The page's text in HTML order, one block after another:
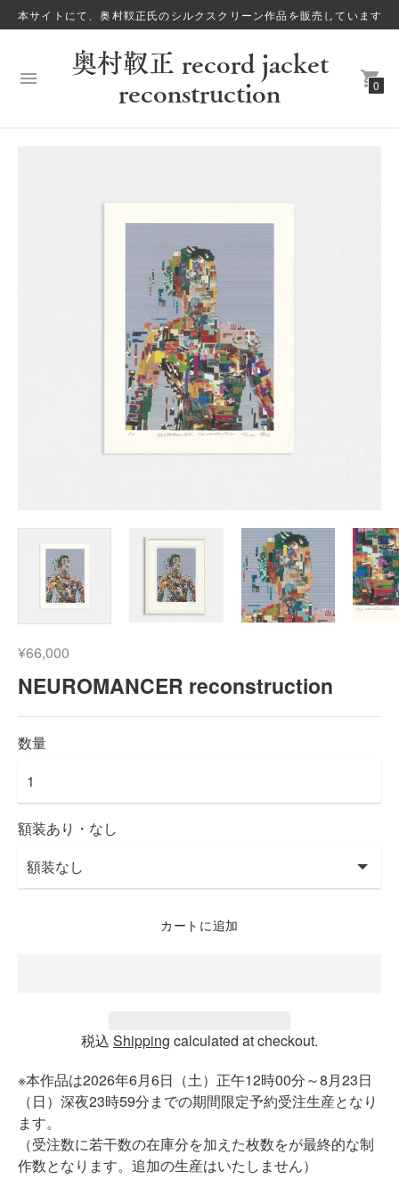
本サイトにて、奥村靫正氏のシルクスクリーン作品を販売しています
奥村靫正 record jacket
reconstruction 0
¥66,000
NEUROMANCER reconstruction
数量
額装あり・なし
カートに追加
税込 Shipping calculated at checkout.
※本作品は2026年6月6日（土）正午12時00分～8月23日
（日）深夜23時59分までの期間限定予約受注生産となり
ます。
（受注数に若干数の在庫分を加えた枚数をが最終的な制
作数となります。追加の生産はいたしません）